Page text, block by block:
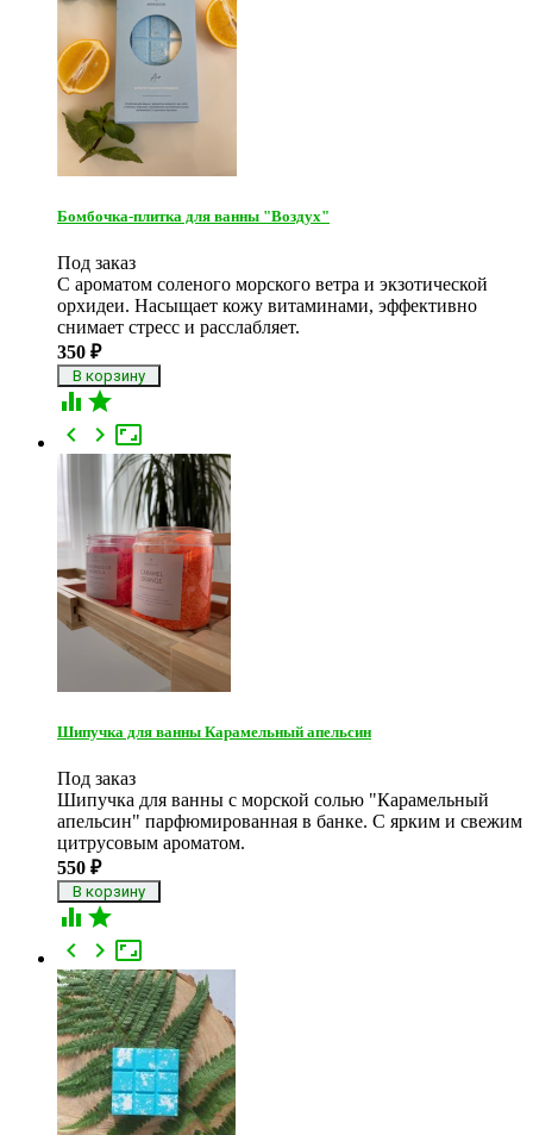
Бомбочка-плитка для ванны "Воздух"
Под заказ
С ароматом соленого морского ветра и экзотической
орхидеи. Насыщает кожу витаминами, эффективно
снимает стресс и расслабляет.
350 ₽
 

 
Шипучка для ванны Карамельный апельсин
Под заказ
Шипучка для ванны с морской солью "Карамельный
апельсин" парфюмированная в банке. С ярким и свежим
цитрусовым ароматом.
550 ₽
 

 